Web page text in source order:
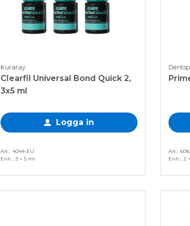
Kuraray
Clearfil Universal Bond Quick 2,
3x5 ml
Logga in
Art.
4044-EU
Enh.
3 × 5 ml
Art.
Enh.
2